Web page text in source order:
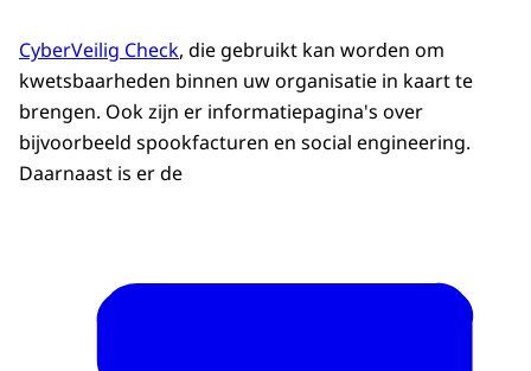
CyberVeilig Check, die gebruikt kan worden om
kwetsbaarheden binnen uw organisatie in kaart te
brengen. Ook zijn er informatiepagina's over
bijvoorbeeld spookfacturen en social engineering.
Daarnaast is er de